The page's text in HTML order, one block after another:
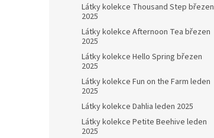
Látky kolekce Thousand Step březen
2025
Látky kolekce Afternoon Tea březen
2025
Látky kolekce Hello Spring březen
2025
Látky kolekce Fun on the Farm leden
2025
Látky kolekce Dahlia leden 2025
Látky kolekce Petite Beehive leden
2025